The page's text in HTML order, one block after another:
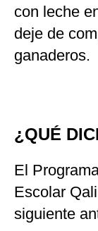
con leche
deje de
ganaderos.
¿QUÉ
El
Escolar
siguiente